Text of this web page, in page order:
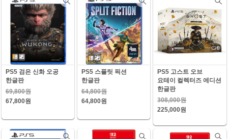
PS5 검은 신화 오공
한글판
69,800원
67,800원
PS5 스플릿 픽션
한글판
64,800원
64,800원
PS5 고스트 오브
요테이 컬렉터즈 에디션
한글판
308,000원
225,000원